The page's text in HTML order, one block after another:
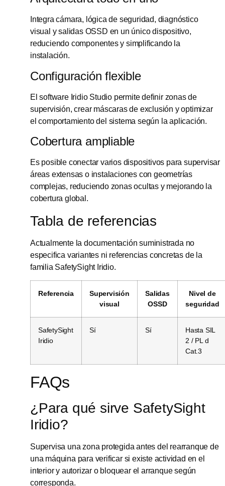
Integra cámara, lógica de seguridad, diagnóstico
visual y salidas OSSD en un único dispositivo,
reduciendo componentes y simplificando la
instalación.
Configuración flexible
El software Iridio Studio permite definir zonas de
supervisión, crear máscaras de exclusión y optimizar
el comportamiento del sistema según la aplicación.
Cobertura ampliable
Es posible conectar varios dispositivos para supervisar
áreas extensas o instalaciones con geometrías
complejas, reduciendo zonas ocultas y mejorando la
cobertura global.
Tabla de referencias
Actualmente la documentación suministrada no
especifica variantes ni referencias concretas de la
familia SafetySight Iridio.
Referencia
Supervisión
visual
Salidas
OSSD
Nivel de
seguridad
SafetySight
Iridio
Sí Sí
Hasta SIL
2 / PL d
Cat.3
FAQs
¿Para qué sirve SafetySight
Iridio?
Supervisa una zona protegida antes del rearranque de
una máquina para verificar si existe actividad en el
interior y autorizar o bloquear el arranque según
corresponda.